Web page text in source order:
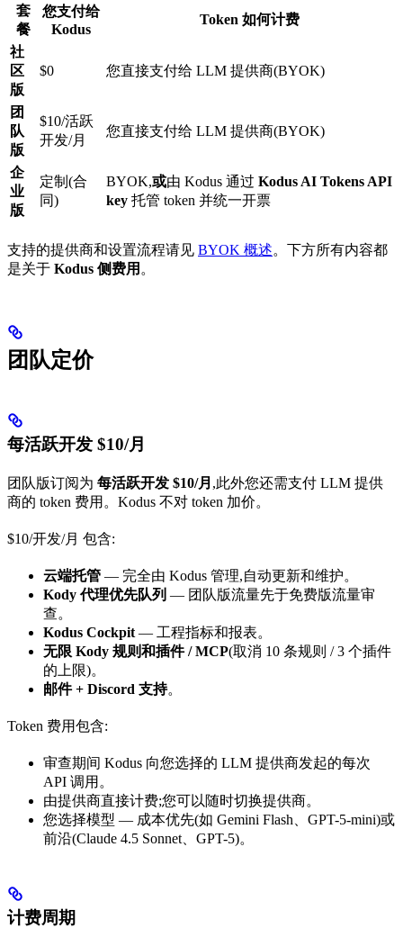
套
餐
您支付给
Kodus
Token 如何计费
社
区
版
$0 您直接支付给 LLM 提供商(BYOK)
团
队
版
$10/活跃
开发/月
您直接支付给 LLM 提供商(BYOK)
企
业
版
定制(合
同)
BYOK,或由 Kodus 通过 Kodus AI Tokens API
key 托管 token 并统一开票
支持的提供商和设置流程请见 BYOK 概述。下方所有内容都
是关于 Kodus 侧费用 。
团队定价
每活跃开发 $10/月
团队版订阅为 每活跃开发 $10/月 ,此外您还需支付 LLM 提供
商的 token 费用。Kodus 不对 token 加价。
$10/开发/月 包含:
云端托管 — 完全由 Kodus 管理,自动更新和维护。
Kody 代理优先队列 — 团队版流量先于免费版流量审
查。
Kodus Cockpit — 工程指标和报表。
无限 Kody 规则和插件 / MCP(取消 10 条规则 / 3 个插件
的上限)。
邮件 + Discord 支持。
Token 费用包含:
审查期间 Kodus 向您选择的 LLM 提供商发起的每次
API 调用。
由提供商直接计费;您可以随时切换提供商。
您选择模型 — 成本优先(如 Gemini Flash、GPT-5-mini)或
前沿(Claude 4.5 Sonnet、GPT-5)。
计费周期